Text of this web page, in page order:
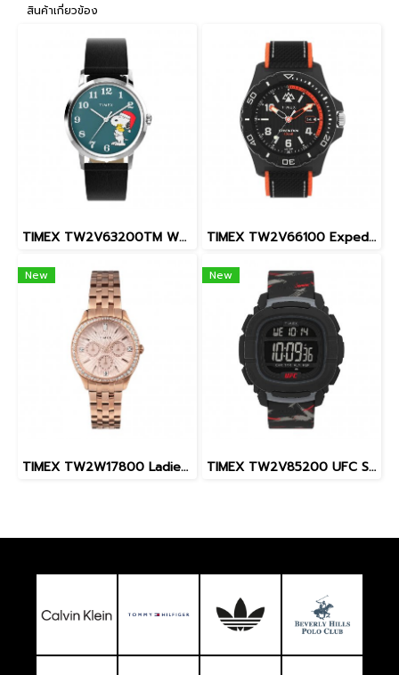
สินค้าเกี่ยวข้อง
TIMEX TW2V63200TM W22 PEANUTS MARLIN SNOOPY TIMEX TW2V66100 Expedition North® Freedive Ocea นาฬิกาข้อมือผู้ชาย สายผลิตจากวัสดุใต้ทะเลลึก สีดำ/ส้ม หน้าปัด 46 มม.
New
TIMEX TW2W17800 Ladies นาฬิกาข้อมือผู้หญิง สายสแตนเลส สีโรสโกลด์ หน้าปัด 36 มม.
New
TIMEX TW2V85200 UFC Street Shock XL Fight Week นาฬิกาข้อมือผู้ชาย สายซิลิโคน สีดำ หน้าปัด 45 มม.